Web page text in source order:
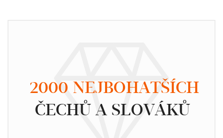
2000 NEJBOHATŠÍCH
ČECHŮ A SLOVÁKŮ